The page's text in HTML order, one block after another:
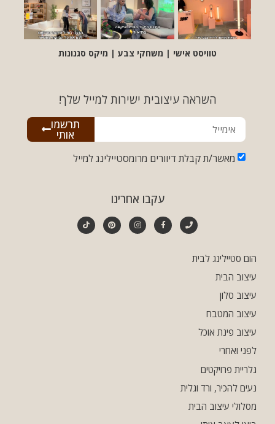
גלריית פרויקטים
נעים להכיר, ורד וגלית
מסלולי עיצוב הבית
הום סטיילינג לבית
עיצוב הבית
עיצוב סלון
עיצוב המטבח
עיצוב פינת אוכל
לפני ואחרי
השראה עיצובית ישירות למייל שלך!
מאשר/ת קבלת דיוורים מרומסטיילינג למייל
תרשמו
אותי
עקבו אחרינו
טוויסט אישי | משחקי צבע | מיקס סגנונות